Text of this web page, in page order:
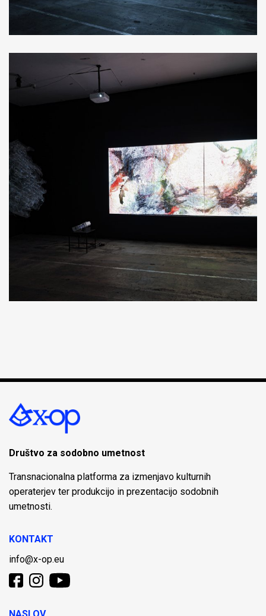
Društvo za sodobno umetnost
Transnacionalna platforma za izmenjavo kulturnih
operaterjev ter produkcijo in prezentacijo sodobnih
umetnosti.
KONTAKT
info@x-op.eu